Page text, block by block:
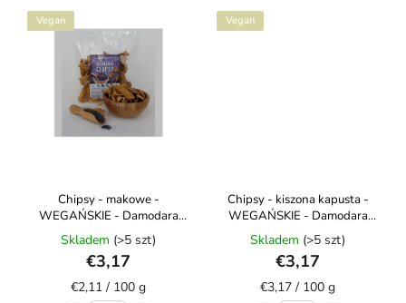
Vegan
Chipsy - makowe -
WEGAŃSKIE - Damodara
150g
Skladem (>5 szt)
€3,17
€2,11 / 100 g
Vegan
Chipsy - kiszona kapusta -
WEGAŃSKIE - Damodara
100g
Skladem (>5 szt)
€3,17
€3,17 / 100 g